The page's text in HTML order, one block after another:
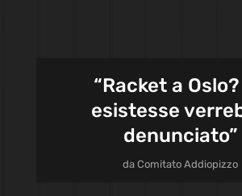
“Racket a
esistesse
denunciato”
daComitato Addiopizzo